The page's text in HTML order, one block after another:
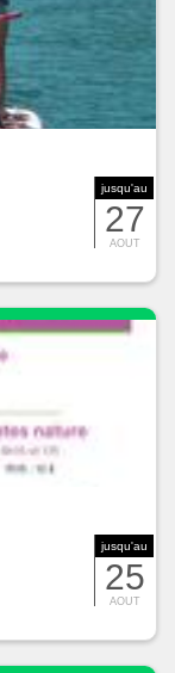
jusqu'au
27
AOUT
jusqu'au
25
AOUT